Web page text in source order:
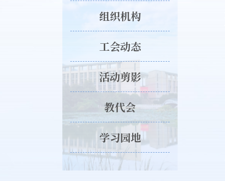
组织机构
工会动态
活动剪影
教代会
学习园地